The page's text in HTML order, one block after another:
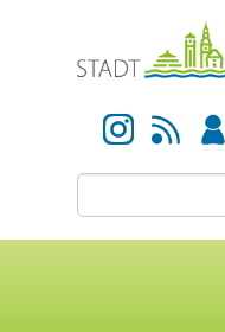
Instagram Newsfeed Anmelden